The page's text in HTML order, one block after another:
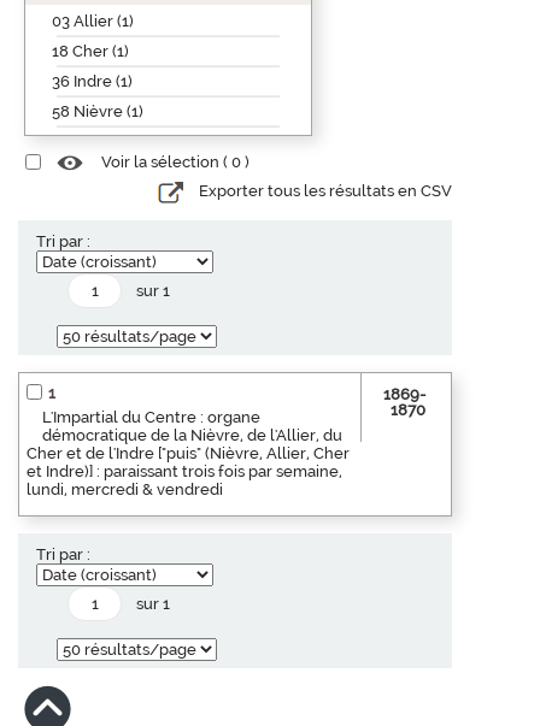
03 Allier (1)
18 Cher (1)
36 Indre (1)
58 Nièvre (1)
Voir la sélection ( 0 )
Exporter tous les résultats en CSV
Tri par :
sur 1
1
L'Impartial du Centre : organe
démocratique de la Nièvre, de l'Allier, du
Cher et de l'Indre ["puis" (Nièvre, Allier, Cher
et Indre)] : paraissant trois fois par semaine,
lundi, mercredi & vendredi
1869-
1870
Tri par :
sur 1